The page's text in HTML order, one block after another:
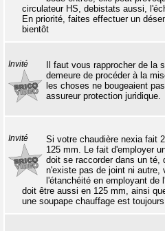
circulateur HS, debistats aussi,
En priorité, faites effectuer un
bientôt
Invité
Il faut vous rapprocher de la
demeure de procéder à la
les choses ne bougeaient
assureur protection juridique.
Invité
Si votre chaudière nexia fait
125 mm. Le fait d'employer
doit se raccorder dans un té,
n'existe pas de joint ni autre,
l'étanchéité en employant
doit être aussi en 125 mm, ainsi
une soupape chauffage est